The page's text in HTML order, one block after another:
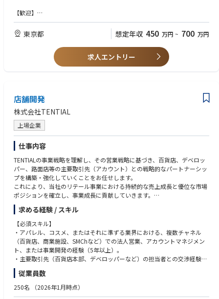
業務に慣れるまで店舗運営部メンバーと一緒に業務を行います。上司であ
る取締役に、気軽に相談できる環境です。
販売業績好調のため、ブランドの成長に貢献できます。また、各店舗のマ
ネジメントやスタッフの育成を通じ「店舗の成長」などの機会に触れるこ
【歓迎】
■店舗管理のご経験、数値管理が得意な方、接客販売のご経験
東京都 想定年収 450 万円 ~ 700 万円
求人エントリー
店舗開発
株式会社TENTIAL
上場企業
仕事内容
TENTIALの事業戦略を理解し、その営業戦略に基づき、百貨店、デベロッ
パー、路面店等の主要取引先（アカウント）との戦略的なパートナーシッ
プを構築・強化していくことをお任せします。
これにより、当社のリテール事業における持続的な売上成長と優位な市場
ポジションを確立し、事業成長に貢献していきます。
また、担当市場における競合等諸情報の収集と社内への提供に努めるとと
もに、SV（スーパーバイザー）と密に連携し、店舗の円滑な運営と営業目
標達成に必要な情報提供や、取引先との交渉で得られた施策の展開支援を
行って参ります。
■お任せしたい業務
①アカウントマネジメントと営業計画推進:
解し、中長期的な関係性構築プランを策定・実行する。
・主要取引先との交渉を通じて、担当店舗の売上目標達成のための計画
（販売計画、プロモーション計画など）を立案・実行・フォローする。
求める経験 / スキル
【必須スキル】
・アパレル、コスメ、またはそれに準ずる業界における、複数チャネル
（百貨店、商業施設、SMChなど）での法人営業、アカウントマネジメン
ト、または事業開発の経験（5年以上）。
・主要取引先（百貨店本部、デベロッパーなど）の担当者との交渉経験。
・Excel（データ分析）、PowerPoint（プレゼン資料作成）を用いた資料
作成・分析スキル。
従業員数
250名 （2026年1月時点）